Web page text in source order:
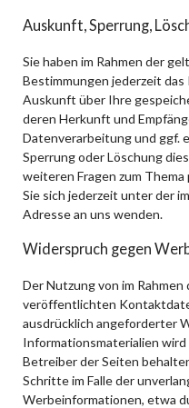
Auskunft, Sperrung,
Sie haben im Rahmen der
Bestimmungen jederzeit
Auskunft über Ihre
deren Herkunft und
Datenverarbeitung und ggf.
Sperrung oder Löschung
weiteren Fragen zum
Sie sich jederzeit unter der
Adresse an uns wenden.
Widerspruch gegen
Der Nutzung von im
veröffentlichten
ausdrücklich angeforderter
Informationsmaterialien
Betreiber der Seiten
Schritte im Falle der
Werbeinformationen, etwa